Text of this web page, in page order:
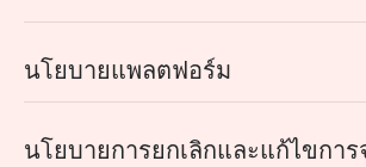
นโยบายแพลตฟอร์ม
นโยบายการยกเลิกและแก้ไขการ